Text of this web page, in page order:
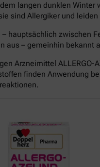
langen dunklen
sind Allergiker und
hauptsächlich zwischen
aus – gemeinhin bekannt
Arzneimittel ALLERGO-
finden Anwendung